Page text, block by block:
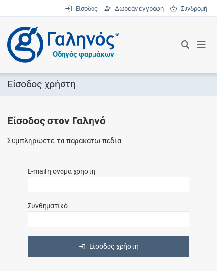
Είσοδος Δωρεάν εγγραφή Συνδρομή
®
Οδηγός φαρμάκων
Είσοδος χρήστη
Είσοδος στον Γαληνό
Συμπληρώστε τα παρακάτω πεδία
E-mail ή όνομα χρήστη
Συνθηματικό
Είσοδος χρήστη